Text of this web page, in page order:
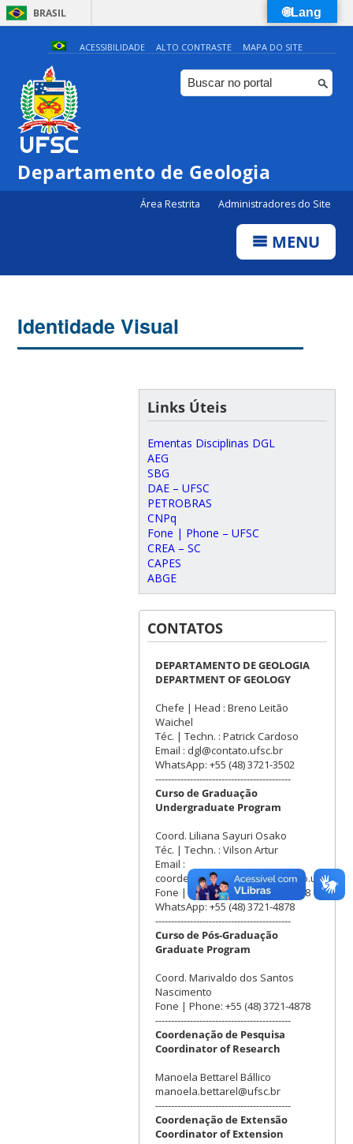
BRASIL
Simplifique!
Comunica BR
Participe
Canais
ACESSIBILIDADE ALTO CONTRASTE MAPA DO SITE
Departamento de Geologia
Área Restrita Administradores do Site
MENU
Identidade Visual
Links Úteis
Ementas Disciplinas DGL
AEG
SBG
DAE – UFSC
PETROBRAS
CNPq
Fone | Phone – UFSC
CREA – SC
CAPES
ABGE
CONTATOS
DEPARTAMENTO DE GEOLOGIA
DEPARTMENT OF GEOLOGY
Chefe | Head : Breno Leitão
Waichel
Téc. | Techn. : Patrick Cardoso
Email : dgl@contato.ufsc.br
WhatsApp: +55 (48) 3721-3502
-------------------------------------------
Curso de Graduação
Undergraduate Program
Coord. Liliana Sayuri Osako
Téc. | Techn. : Vilson Artur
Email :
coordenacao.geologia@contato.ufsc.br
Fone | Phone: +55 (48) 3721-4878
WhatsApp: +55 (48) 3721-4878
-------------------------------------------
Curso de Pós-Graduação
Graduate Program
Coord. Marivaldo dos Santos
Nascimento
Fone | Phone: +55 (48) 3721-4878
-------------------------------------------
Coordenação de Pesquisa
Coordinator of Research
Manoela Bettarel Bállico
manoela.bettarel@ufsc.br
-------------------------------------------
Coordenação de Extensão
Coordinator of Extension
🌐Lang